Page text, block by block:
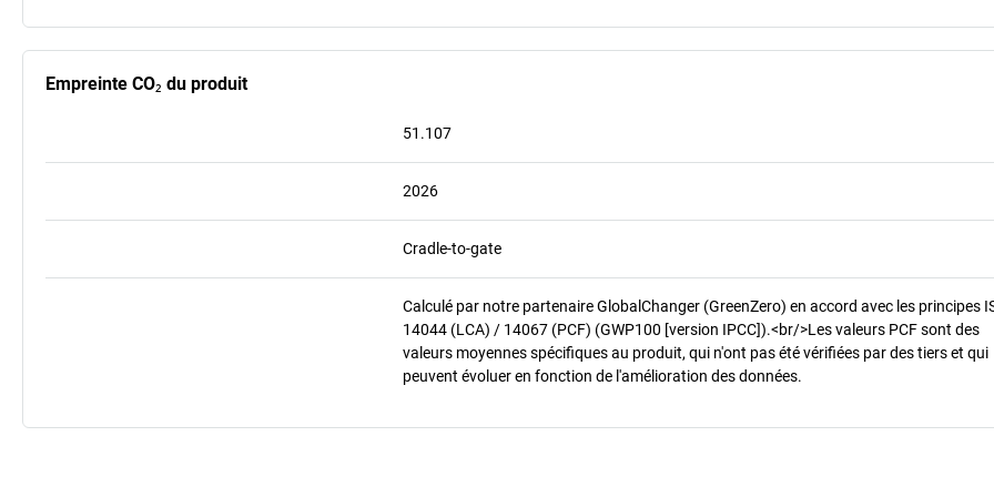
Empreinte CO₂ du produit
51.107
2026
Cradle-to-gate
Calculé par notre partenaire GlobalChanger (GreenZero) en accord avec les principes
14044 (LCA) / 14067 (PCF) (GWP100 [version IPCC]).<br/>Les valeurs PCF sont des
valeurs moyennes spécifiques au produit, qui n'ont pas été vérifiées par des tiers et qui
peuvent évoluer en fonction de l'amélioration des données.